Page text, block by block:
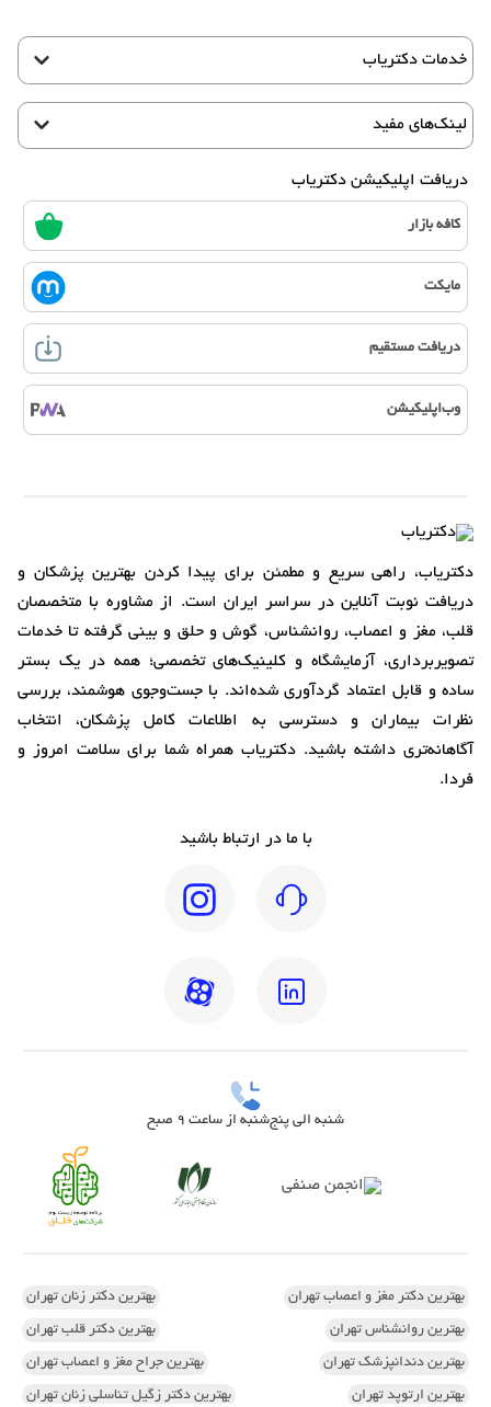
خدمات دکتریاب
لینک‌های مفید
دریافت اپلیکیشن دکتریاب
کافه بازار
مایکت
دریافت مستقیم
وب‌اپلیکیشن
دکتریاب، راهی سریع و مطمئن برای پیدا کردن بهترین پزشکان و
دریافت نوبت آنلاین در سراسر ایران است. از مشاوره با متخصصان
قلب، مغز و اعصاب، روانشناس، گوش و حلق و بینی گرفته تا خدمات
تصویربرداری، آزمایشگاه و کلینیک‌های تخصصی؛ همه در یک بستر
ساده و قابل اعتماد گردآوری شده‌اند. با جست‌وجوی هوشمند، بررسی
نظرات بیماران و دسترسی به اطلاعات کامل پزشکان، انتخاب
آگاهانه‌تری داشته باشید. دکتریاب همراه شما برای سلامت امروز و
فردا.
با ما در ارتباط باشید
شنبه الی پنج‌شنبه از ساعت 9 صبح
بهترین دکتر مغز و اعصاب تهران بهترین دکتر زنان تهران
بهترین روانشناس تهران بهترین دکتر قلب تهران
بهترین دندانپزشک تهران بهترین جراح مغز و اعصاب تهران
بهترین ارتوپد تهران بهترین دکتر زگیل تناسلی زنان تهران